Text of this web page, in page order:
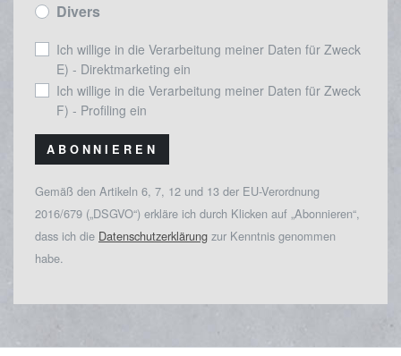
Divers
Ich willige in die Verarbeitung meiner Daten für Zweck
E) - Direktmarketing ein
Ich willige in die Verarbeitung meiner Daten für Zweck
F) - Profiling ein
ABONNIEREN
Gemäß den Artikeln 6, 7, 12 und 13 der EU-Verordnung
2016/679 („DSGVO“) erkläre ich durch Klicken auf „Abonnieren“,
dass ich die Datenschutzerklärung zur Kenntnis genommen
habe.